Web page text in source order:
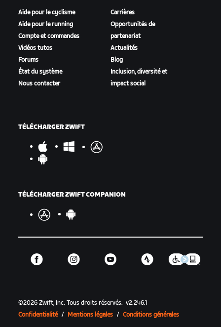
Aide pour le cyclisme
Aide pour le running
Compte et commandes
Vidéos tutos
Forums
État du système
Nous contacter
Carrières
Opportunités de
partenariat
Actualités
Blog
Inclusion, diversité et
impact social
TÉLÉCHARGER ZWIFT
TÉLÉCHARGER ZWIFT COMPANION
©2026 Zwift, Inc.Tous droits réservés. v2.246.1
Confidentialité / Mentions légales / Conditions générales